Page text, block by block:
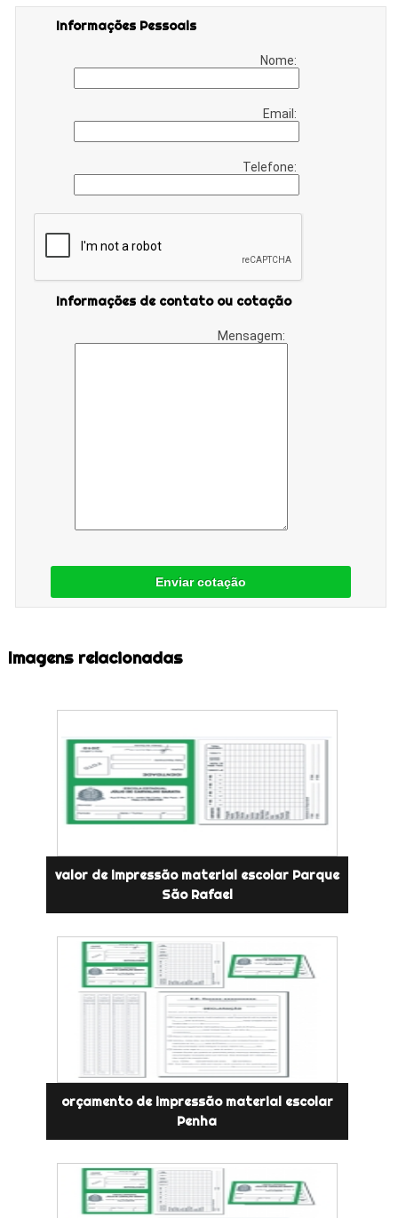
Informações Pessoais
Nome:
Email:
Telefone:
Informações de contato ou cotação
Mensagem:
Enviar cotação
Imagens relacionadas
valor de impressão material escolar Parque
São Rafael
orçamento de impressão material escolar
Penha